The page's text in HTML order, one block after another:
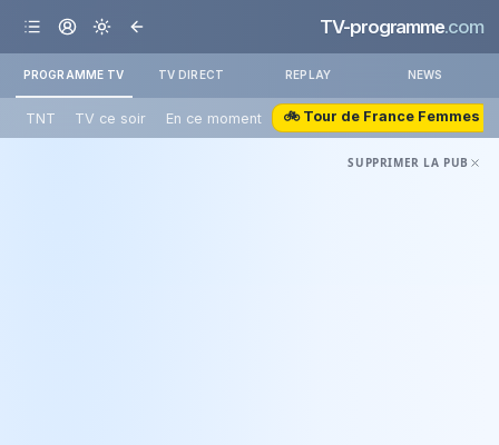
TV-programme.com
PROGRAMME TV TV DIRECT REPLAY NEWS
TNT TV ce soir En ce moment 🚲 Tour de France Femmes
SUPPRIMER LA PUB